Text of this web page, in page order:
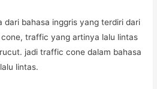
bahasa inggris yang terdiri dari
traffic yang artinya lalu lintas
jadi traffic cone dalam bahasa
lintas.